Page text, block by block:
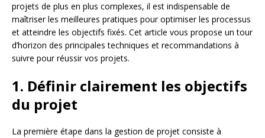
projets de plus en plus complexes, il est indispensable de
maîtriser les meilleures pratiques pour optimiser les processus
et atteindre les objectifs fixés. Cet article vous propose un tour
d’horizon des principales techniques et recommandations à
suivre pour réussir vos projets.
1. Définir clairement les objectifs
du projet
La première étape dans la gestion de projet consiste à